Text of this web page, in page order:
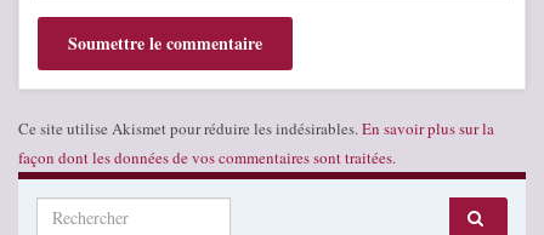
Ce site utilise Akismet pour réduire les indésirables. En savoir plus sur la
façon dont les données de vos commentaires sont traitées.
Search for: